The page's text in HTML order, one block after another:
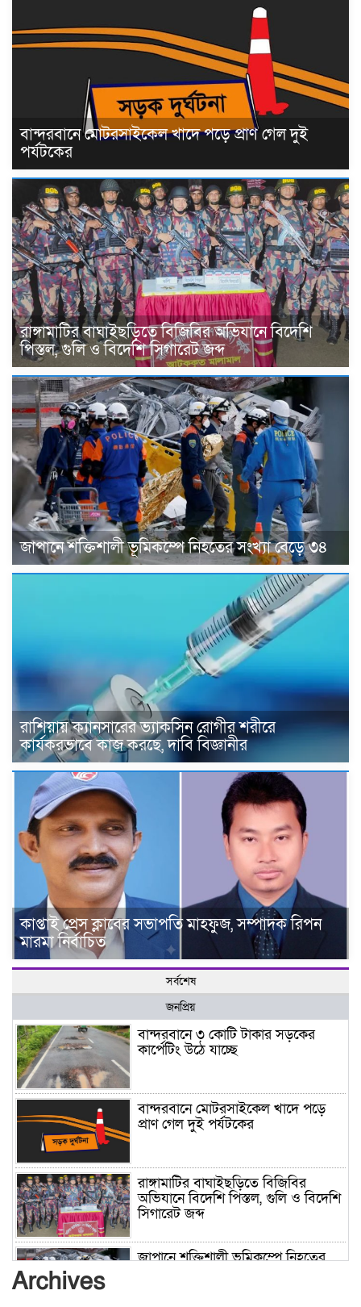
বান্দরবানে মোটরসাইকেল খাদে পড়ে প্রাণ গেল দুই
পর্যটকের
রাঙ্গামাটির বাঘাইছড়িতে বিজিবির অভিযানে বিদেশি
পিস্তল, গুলি ও বিদেশি সিগারেট জব্দ
জাপানে শক্তিশালী ভূমিকম্পে নিহতের সংখ্যা বেড়ে ৩৪
রাশিয়ায় ক্যানসারের ভ্যাকসিন রোগীর শরীরে
কার্যকরভাবে কাজ করছে, দাবি বিজ্ঞানীর
কাপ্তাই প্রেস ক্লাবের সভাপতি মাহফুজ, সম্পাদক রিপন
মারমা নির্বাচিত
সর্বশেষ
জনপ্রিয়
বান্দরবানে ৩ কোটি টাকার সড়কের
কার্পেটিং উঠে যাচ্ছে
বান্দরবানে মোটরসাইকেল খাদে পড়ে
প্রাণ গেল দুই পর্যটকের
রাঙ্গামাটির বাঘাইছড়িতে বিজিবির
অভিযানে বিদেশি পিস্তল, গুলি ও বিদেশি
সিগারেট জব্দ
জাপানে শক্তিশালী ভূমিকম্পে নিহতের
Archives